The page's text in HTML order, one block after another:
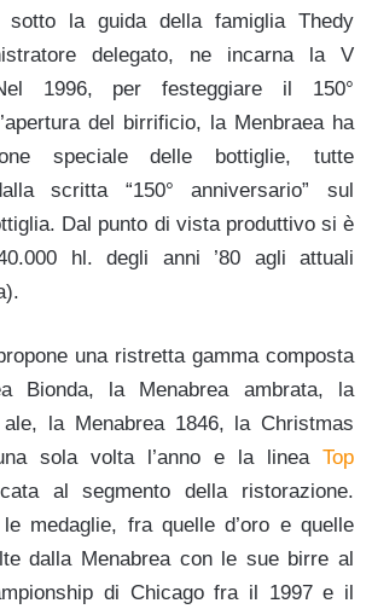
la guida della famiglia Thedy
delegato, ne incarna la V
1996, per festeggiare il 150°
del birrificio, la Menbraea ha
speciale delle bottiglie, tutte
scritta “150° anniversario” sul
Dal punto di vista produttivo si è
hl. degli anni ’80 agli attuali
una ristretta gamma composta
Bionda, la Menabrea ambrata, la
la Menabrea 1846, la Christmas
sola volta l’anno e la linea Top
al segmento della ristorazione.
medaglie, fra quelle d’oro e quelle
dalla Menabrea con le sue birre al
di Chicago fra il 1997 e il